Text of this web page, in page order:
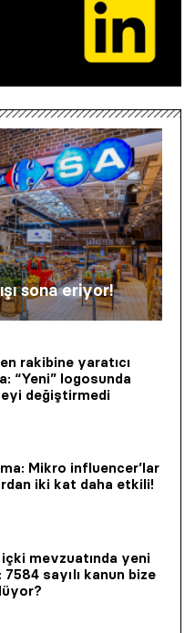
sona eriyor!
rakibine yaratıcı
“Yeni” logosunda
değiştirmedi
Mikro influencer’lar
iki kat daha etkili!
mevzuatında yeni
7584 sayılı kanun bize